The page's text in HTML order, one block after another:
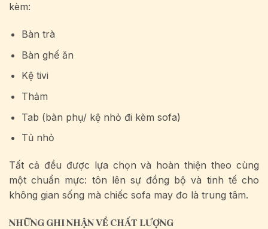
kèm:
Bàn trà
Bàn ghế ăn
Kệ tivi
Thảm
Tab (bàn phụ/ kệ nhỏ đi kèm sofa)
Tủ nhỏ
Tất cả đều được lựa chọn và hoàn thiện theo cùng
một chuẩn mực: tôn lên sự đồng bộ và tinh tế cho
không gian sống mà chiếc sofa may đo là trung tâm.
NHỮNG GHI NHẬN VỀ CHẤT LƯỢNG